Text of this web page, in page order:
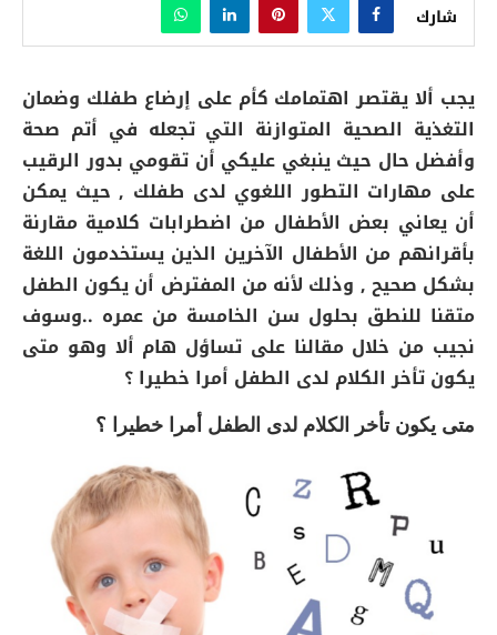
شارك
يجب ألا يقتصر اهتمامك كأم على إرضاع طفلك وضمان
التغذية الصحية المتوازنة التي تجعله في أتم صحة
وأفضل حال حيث ينبغي عليكي أن تقومي بدور الرقيب
على مهارات التطور اللغوي لدى طفلك , حيث يمكن
أن يعاني بعض الأطفال من اضطرابات كلامية مقارنة
بأقرانهم من الأطفال الآخرين الذين يستخدمون اللغة
بشكل صحيح , وذلك لأنه من المفترض أن يكون الطفل
متقنا للنطق بحلول سن الخامسة من عمره ..وسوف
نجيب من خلال مقالنا على تساؤل هام ألا وهو متى
يكون تأخر الكلام لدى الطفل أمرا خطيرا ؟
متى يكون تأخر الكلام لدى الطفل أمرا خطيرا ؟